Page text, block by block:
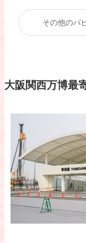
その他のパ
大阪関西万博最